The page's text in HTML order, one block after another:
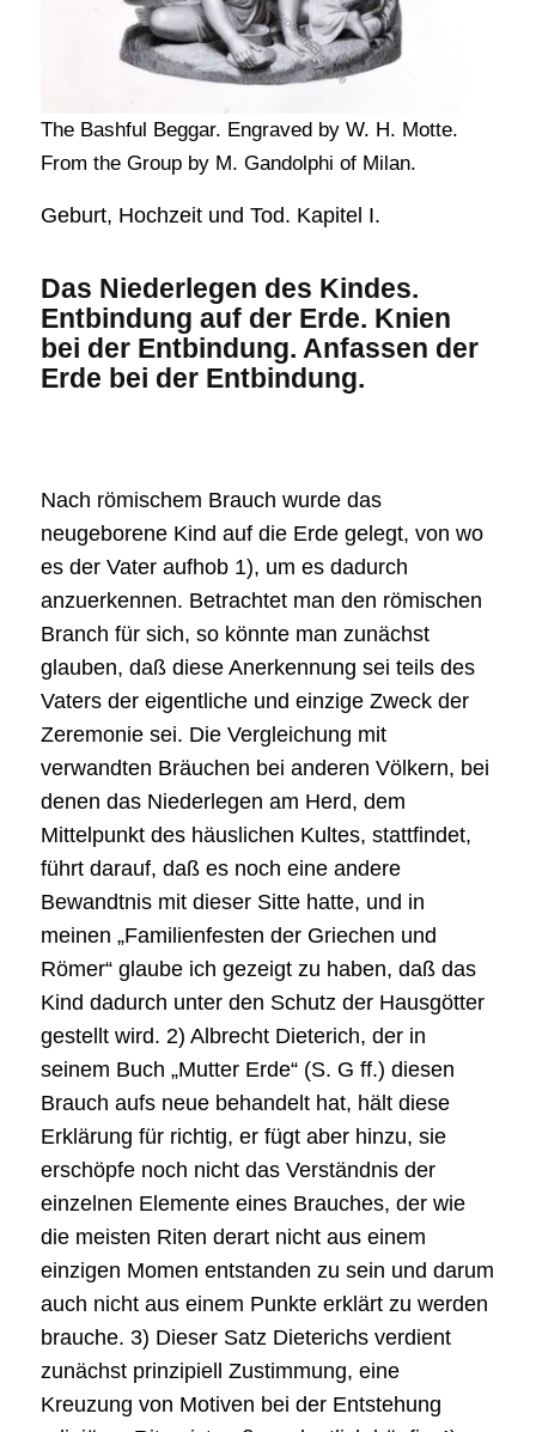
The Bashful Beggar. Engraved by W. H. Motte.
From the Group by M. Gandolphi of Milan.
Geburt, Hochzeit und Tod. Kapitel I.
Das Niederlegen des Kindes.
Entbindung auf der Erde. Knien
bei der Entbindung. Anfassen der
Erde bei der Entbindung.
Nach römischem Brauch wurde das
neugeborene Kind auf die Erde gelegt, von wo
es der Vater aufhob 1), um es dadurch
anzuerkennen. Betrachtet man den römischen
Branch für sich, so könnte man zunächst
glauben, daß diese Anerkennung sei teils des
Vaters der eigentliche und einzige Zweck der
Zeremonie sei. Die Vergleichung mit
verwandten Bräuchen bei anderen Völkern, bei
denen das Niederlegen am Herd, dem
Mittelpunkt des häuslichen Kultes, stattfindet,
führt darauf, daß es noch eine andere
Bewandtnis mit dieser Sitte hatte, und in
meinen „Familienfesten der Griechen und
Römer“ glaube ich gezeigt zu haben, daß das
Kind dadurch unter den Schutz der Hausgötter
gestellt wird. 2) Albrecht Dieterich, der in
seinem Buch „Mutter Erde“ (S. G ff.) diesen
Brauch aufs neue behandelt hat, hält diese
Erklärung für richtig, er fügt aber hinzu, sie
erschöpfe noch nicht das Verständnis der
einzelnen Elemente eines Brauches, der wie
die meisten Riten derart nicht aus einem
einzigen Momen entstanden zu sein und darum
auch nicht aus einem Punkte erklärt zu werden
brauche. 3) Dieser Satz Dieterichs verdient
zunächst prinzipiell Zustimmung, eine
Kreuzung von Motiven bei der Entstehung